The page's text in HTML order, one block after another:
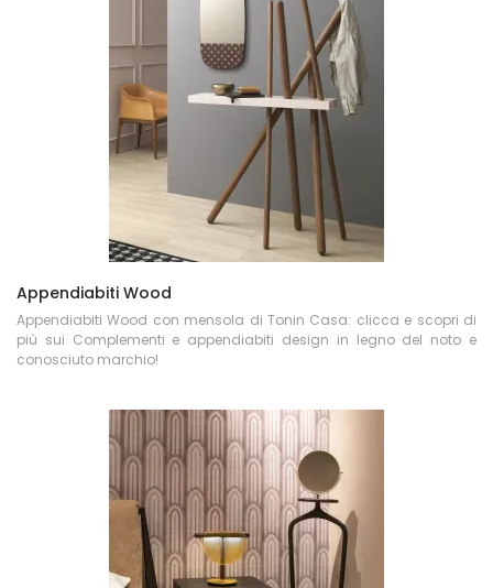
Appendiabiti Wood
Appendiabiti Wood con mensola di Tonin Casa: clicca e scopri di
più sui Complementi e appendiabiti design in legno del noto e
conosciuto marchio!